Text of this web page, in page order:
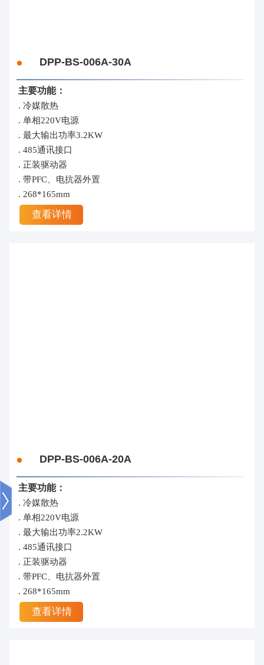
DPP-BS-006A-30A
主要功能：
. 冷媒散热
. 单相220V电源
. 最大输出功率3.2KW
. 485通讯接口
. 正装驱动器
. 带PFC、电抗器外置
. 268*165mm
查看详情
DPP-BS-006A-20A
主要功能：
. 冷媒散热
. 单相220V电源
. 最大输出功率2.2KW
. 485通讯接口
. 正装驱动器
. 带PFC、电抗器外置
. 268*165mm
查看详情